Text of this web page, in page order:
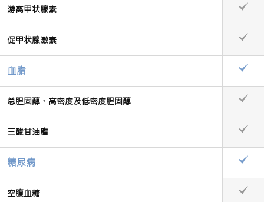
游离甲状腺素
促甲状腺激素
血脂
总胆固醇、高密度及低密度胆固醇
三酸甘油脂
糖尿病
空腹血糖